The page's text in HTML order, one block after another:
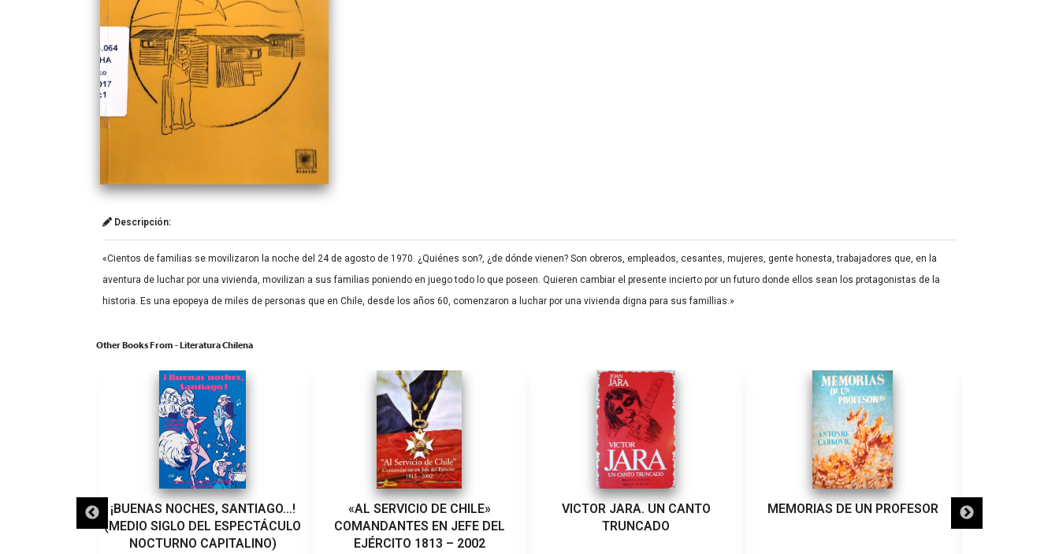
Descripción:
«Cientos de familias se movilizaron la noche del 24 de agosto de 1970. ¿Quiénes son?, ¿de dónde vienen? Son obreros, empleados, cesantes, mujeres, gente honesta, trabajadores que, en la
aventura de luchar por una vivienda, movilizan a sus familias poniendo en juego todo lo que poseen. Quieren cambiar el presente incierto por un futuro donde ellos sean los protagonistas de la
historia. Es una epopeya de miles de personas que en Chile, desde los años 60, comenzaron a luchar por una vivienda digna para sus famillias.»
Other Books From - Literatura Chilena
CRÓNICAS
¡BUENAS NOCHES, SANTIAGO…!
(MEDIO SIGLO DEL ESPECTÁCULO
NOCTURNO CAPITALINO)
«AL SERVICIO DE CHILE»
COMANDANTES EN JEFE DEL
EJÉRCITO 1813 – 2002
VICTOR JARA. UN CANTO
TRUNCADO
MEMORIAS DE UN PROFESOR